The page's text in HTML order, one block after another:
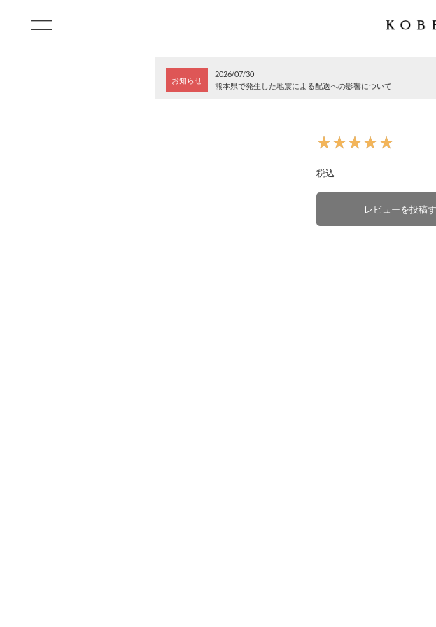
お知らせ
2026/07/30
熊本県で発生した地震による配送への影響について
★★★★★
★★★★★
税込
レビューを投稿